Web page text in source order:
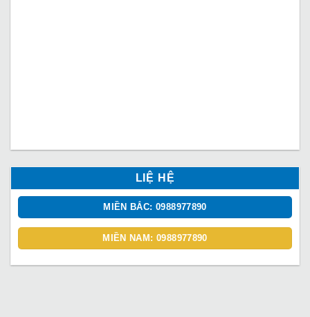
LIỆ HỆ
MIỀN BẮC: 0988977890
MIỀN NAM: 0988977890